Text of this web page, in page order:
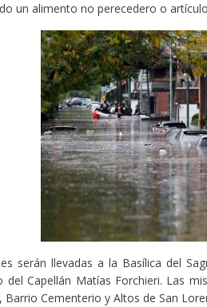
un alimento no perecedero o
serán llevadas a la Basílica del
del Capellán Matías Forchieri. Las
Barrio Cementerio y Altos de San